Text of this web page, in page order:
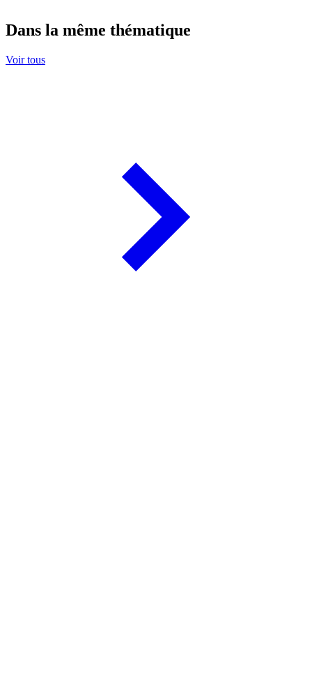
Dans la même thématique
Voir tous